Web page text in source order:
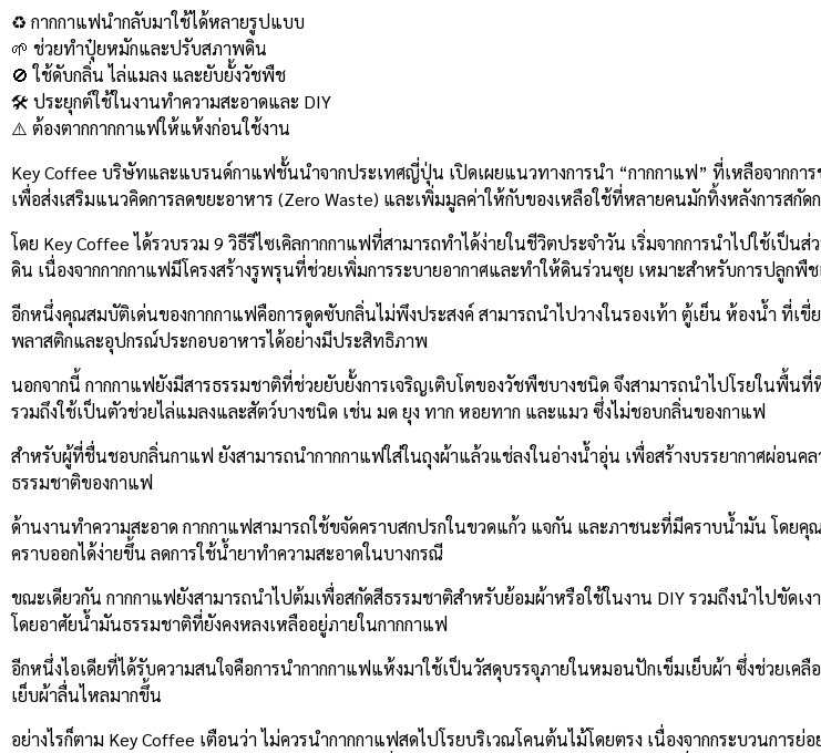
♻️ กากกาแฟนำกลับมาใช้ได้หลายรูปแบบ
🌱 ช่วยทำปุ๋ยหมักและปรับสภาพดิน
🚫 ใช้ดับกลิ่น ไล่แมลง และยับยั้งวัชพืช
🛠️ ประยุกต์ใช้ในงานทำความสะอาดและ DIY
⚠️ ต้องตากกากกาแฟให้แห้งก่อนใช้งาน
Key Coffee บริษัทและแบรนด์กาแฟชั้นนำจากประเทศญี่ปุ่น เปิดเผยแนวทางการนำ “กากกาแฟ” ที่เหลือจากกา
เพื่อส่งเสริมแนวคิดการลดขยะอาหาร (Zero Waste) และเพิ่มมูลค่าให้กับของเหลือใช้ที่หลายคนมักทิ้งหลังการสกัด
โดย Key Coffee ได้รวบรวม 9 วิธีรีไซเคิลกากกาแฟที่สามารถทำได้ง่ายในชีวิตประจำวัน เริ่มจากการนำไปใช้เป็
ดิน เนื่องจากกากกาแฟมีโครงสร้างรูพรุนที่ช่วยเพิ่มการระบายอากาศและทำให้ดินร่วนซุย เหมาะสำหรับการปลูกพื
อีกหนึ่งคุณสมบัติเด่นของกากกาแฟคือการดูดซับกลิ่นไม่พึงประสงค์ สามารถนำไปวางในรองเท้า ตู้เย็น ห้องน้ำ ที่เ
พลาสติกและอุปกรณ์ประกอบอาหารได้อย่างมีประสิทธิภาพ
นอกจากนี้ กากกาแฟยังมีสารธรรมชาติที่ช่วยยับยั้งการเจริญเติบโตของวัชพืชบางชนิด จึงสามารถนำไปโรยในพื้น
รวมถึงใช้เป็นตัวช่วยไล่แมลงและสัตว์บางชนิด เช่น มด ยุง ทาก หอยทาก และแมว ซึ่งไม่ชอบกลิ่นของกาแฟ
สำหรับผู้ที่ชื่นชอบกลิ่นกาแฟ ยังสามารถนำกากกาแฟใส่ในถุงผ้าแล้วแช่ลงในอ่างน้ำอุ่น เพื่อสร้างบรรยากาศผ่อนค
ธรรมชาติของกาแฟ
ด้านงานทำความสะอาด กากกาแฟสามารถใช้ขจัดคราบสกปรกในขวดแก้ว แจกัน และภาชนะที่มีคราบน้ำมัน โดย
คราบออกได้ง่ายขึ้น ลดการใช้น้ำยาทำความสะอาดในบางกรณี
ขณะเดียวกัน กากกาแฟยังสามารถนำไปต้มเพื่อสกัดสีธรรมชาติสำหรับย้อมผ้าหรือใช้ในงาน DIY รวมถึงนำไปขัดเง
โดยอาศัยน้ำมันธรรมชาติที่ยังคงหลงเหลืออยู่ภายในกากกาแฟ
อีกหนึ่งไอเดียที่ได้รับความสนใจคือการนำกากกาแฟแห้งมาใช้เป็นวัสดุบรรจุภายในหมอนปักเข็มเย็บผ้า ซึ่งช่วยเคลื
เย็บผ้าลื่นไหลมากขึ้น
อย่างไรก็ตาม Key Coffee เตือนว่า ไม่ควรนำกากกาแฟสดไปโรยบริเวณโคนต้นไม้โดยตรง เนื่องจากกระบวนการย่